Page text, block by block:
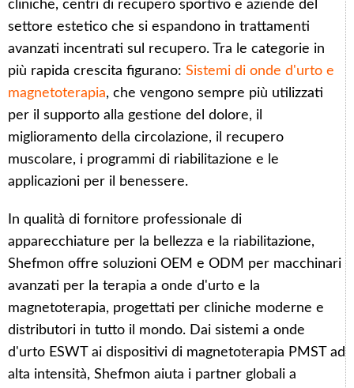
cliniche, centri di recupero sportivo e aziende del
settore estetico che si espandono in trattamenti
avanzati incentrati sul recupero. Tra le categorie in
più rapida crescita figurano: Sistemi di onde d'urto e
magnetoterapia, che vengono sempre più utilizzati
per il supporto alla gestione del dolore, il
miglioramento della circolazione, il recupero
muscolare, i programmi di riabilitazione e le
applicazioni per il benessere.
In qualità di fornitore professionale di
apparecchiature per la bellezza e la riabilitazione,
Shefmon offre soluzioni OEM e ODM per macchinari
avanzati per la terapia a onde d'urto e la
magnetoterapia, progettati per cliniche moderne e
distributori in tutto il mondo. Dai sistemi a onde
d'urto ESWT ai dispositivi di magnetoterapia PMST ad
alta intensità, Shefmon aiuta i partner globali a